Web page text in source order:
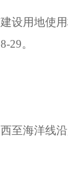
设用地使
29。
至海洋线